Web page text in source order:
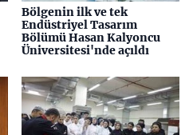
Bölgenin ilk ve tek
Endüstriyel Tasarım
Bölümü Hasan Kalyoncu
Üniversitesi'nde açıldı